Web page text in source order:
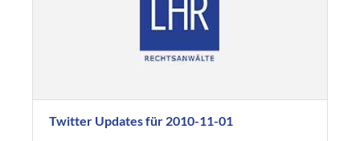
Twitter Updates für 2010-11-01